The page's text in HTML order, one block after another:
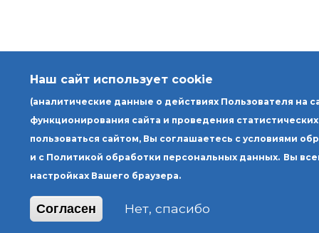
Наш сайт использует cookie
(аналитические данные о действиях Пользователя на
функционирования сайта и проведения
пользоваться сайтом, Вы соглашаетесь с условиями
и с Политикой обработки персональных данных. Вы
настройках Вашего браузера.
Согласен Нет, спасибо